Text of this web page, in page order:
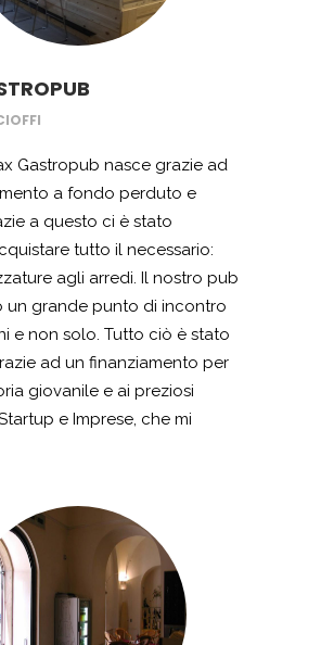
Gastropub nasce grazie ad
a fondo perduto e
a questo ci è stato
tutto il necessario:
agli arredi. Il nostro pub
un grande punto di incontro
e non solo. Tutto ciò è stato
ad un finanziamento per
giovanile e ai preziosi
e Imprese, che mi
Pub ci ha dato e continua a
soddisfazioni, continuiamo a
e con grande orgoglio.